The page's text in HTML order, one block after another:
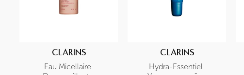
CLARINS
Eau Micellaire
CLARINS
Hydra-Essentiel